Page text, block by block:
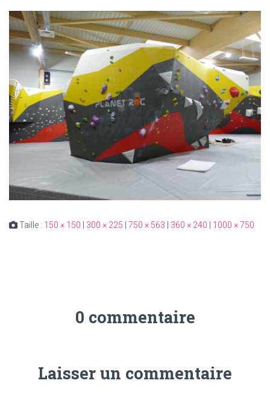
Taille : 150 × 150 | 300 × 225 | 750 × 563 | 360 × 240 | 1000 × 750
0 commentaire
Laisser un commentaire